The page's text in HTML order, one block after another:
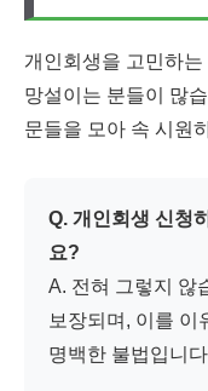
개인회생을 고민하
망설이는 분들이 많
문들을 모아 속 시원
Q. 개인회생 신청
요?
A. 전혀 그렇지 않
보장되며, 이를 이
명백한 불법입니